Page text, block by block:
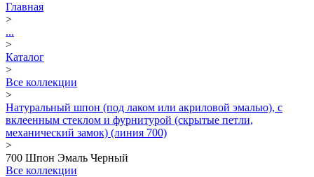
Главная
>
...
>
Каталог
>
Все коллекции
>
Натуральный шпон (под лаком или акриловой эмалью), с
вклеенным стеклом и фурнитурой (скрытые петли,
механический замок) (линия 700)
>
700 Шпон Эмаль Черный
Все коллекции